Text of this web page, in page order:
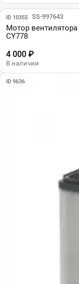
ID 10355
Парт №: SS-997643
Мотор вентилятора
CY778
4 000 ₽
В наличии
ID 9636